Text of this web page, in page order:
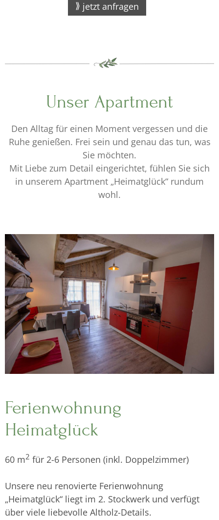
jetzt anfragen
Unser Apartment
Den Alltag für einen Moment vergessen und die
Ruhe genießen. Frei sein und genau das tun, was
Sie möchten.
Mit Liebe zum Detail eingerichtet, fühlen Sie sich
in unserem Apartment „Heimatglück“ rundum
wohl.
Ferienwohnung
Heimatglück
60 m2 für 2-6 Personen (inkl. Doppelzimmer)
Unsere neu renovierte Ferienwohnung
„Heimatglück“ liegt im 2. Stockwerk und verfügt
über viele liebevolle Altholz-Details.